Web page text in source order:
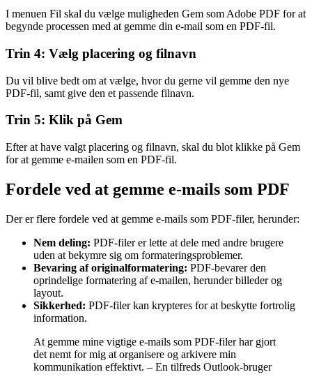
I menuen Fil skal du vælge muligheden Gem som Adobe PDF for at
begynde processen med at gemme din e-mail som en PDF-fil.
Trin 4: Vælg placering og filnavn
Du vil blive bedt om at vælge, hvor du gerne vil gemme den nye
PDF-fil, samt give den et passende filnavn.
Trin 5: Klik på Gem
Efter at have valgt placering og filnavn, skal du blot klikke på Gem
for at gemme e-mailen som en PDF-fil.
Fordele ved at gemme e-mails som PDF
Der er flere fordele ved at gemme e-mails som PDF-filer, herunder:
Nem deling: PDF-filer er lette at dele med andre brugere
uden at bekymre sig om formateringsproblemer.
Bevaring af originalformatering: PDF-bevarer den
oprindelige formatering af e-mailen, herunder billeder og
layout.
Sikkerhed: PDF-filer kan krypteres for at beskytte fortrolig
information.
At gemme mine vigtige e-mails som PDF-filer har gjort
det nemt for mig at organisere og arkivere min
kommunikation effektivt. – En tilfreds Outlook-bruger